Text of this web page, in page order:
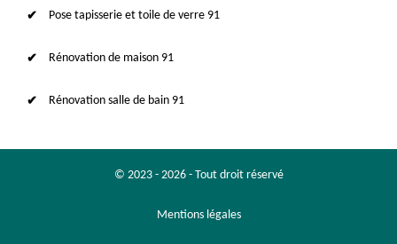
Pose tapisserie et toile de verre 91
Rénovation de maison 91
Rénovation salle de bain 91
© 2023 - 2026 - Tout droit réservé
Mentions légales